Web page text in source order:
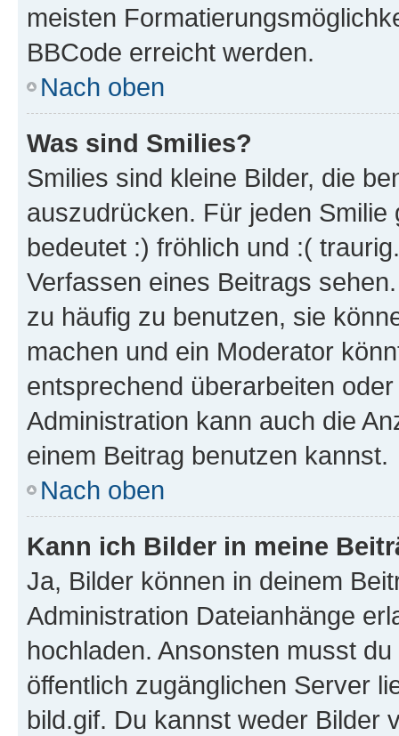
meisten
BBCode erreicht werden.
Nach oben
Was sind Smilies?
Smilies sind kleine Bilder, die
auszudrücken. Für jeden
bedeutet :) fröhlich und :(
Verfassen eines Beitrags
zu häufig zu benutzen, sie
machen und ein Moderator
entsprechend überarbeiten
Administration kann auch die
einem Beitrag benutzen kannst.
Nach oben
Kann ich Bilder in meine
Ja, Bilder können in deinem
Administration Dateianhänge
hochladen. Ansonsten musst
öffentlich zugänglichen Server
bild.gif. Du kannst weder Bilder